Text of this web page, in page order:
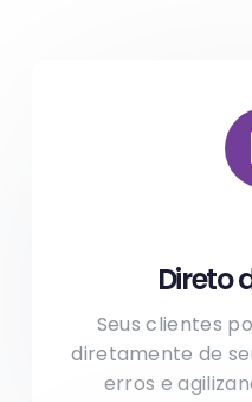
Direto
Seus clientes
diretamente de
erros e